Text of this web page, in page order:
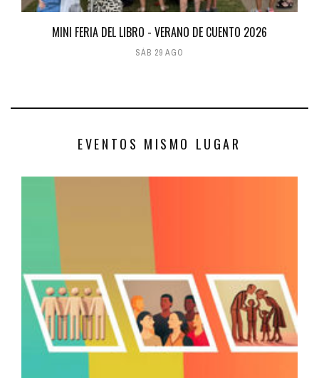
MINI FERIA DEL LIBRO - VERANO DE CUENTO 2026
SÁB 29 AGO
EVENTOS MISMO LUGAR